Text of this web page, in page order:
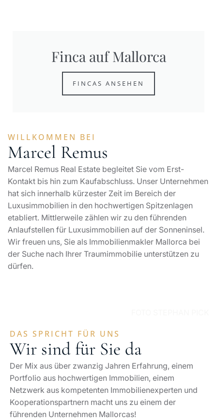
Finca auf Mallorca
FINCAS ANSEHEN
WILLKOMMEN BEI
Marcel Remus
Marcel Remus Real Estate begleitet Sie vom Erst-
Kontakt bis hin zum Kaufabschluss. Unser Unternehmen
hat sich innerhalb kürzester Zeit im Bereich der
Luxusimmobilien in den hochwertigen Spitzenlagen
etabliert. Mittlerweile zählen wir zu den führenden
Anlaufstellen für Luxusimmobilien auf der Sonneninsel.
Wir freuen uns, Sie als Immobilienmakler Mallorca bei
der Suche nach Ihrer Traumimmobilie unterstützen zu
dürfen.
DAS SPRICHT FÜR UNS
Wir sind für Sie da
Der Mix aus über zwanzig Jahren Erfahrung, einem
Portfolio aus hochwertigen Immobilien, einem
Netzwerk aus kompetenten Immobilienexperten und
Kooperationspartnern macht uns zu einem der
führenden Unternehmen Mallorcas!